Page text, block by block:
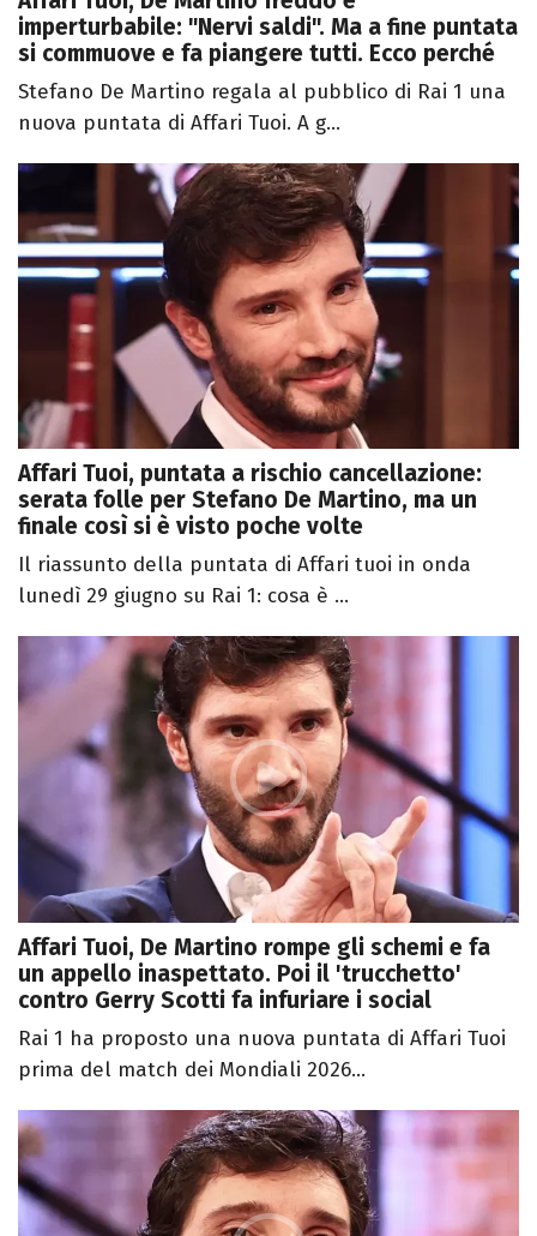
imperturbabile: "Nervi saldi". Ma a fine puntata
si commuove e fa piangere tutti. Ecco perché
Stefano De Martino regala al pubblico di Rai 1 una
nuova puntata di Affari Tuoi. A g...
Affari Tuoi, puntata a rischio cancellazione:
serata folle per Stefano De Martino, ma un
finale così si è visto poche volte
Il riassunto della puntata di Affari tuoi in onda
lunedì 29 giugno su Rai 1: cosa è ...
Affari Tuoi, De Martino rompe gli schemi e fa
un appello inaspettato. Poi il 'trucchetto'
contro Gerry Scotti fa infuriare i social
Rai 1 ha proposto una nuova puntata di Affari Tuoi
prima del match dei Mondiali 2026...